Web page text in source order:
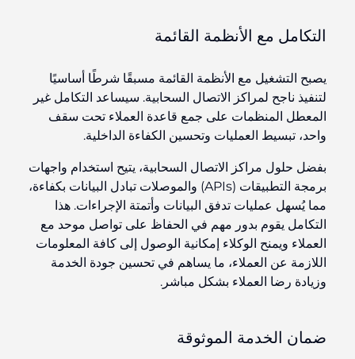
التكامل مع الأنظمة القائمة
يصبح التشغيل مع الأنظمة القائمة مسبقًا شرطًا أساسيًا
لتنفيذ ناجح لمراكز الاتصال السحابية. سيساعد التكامل غير
المعطل المنظمات على جمع قاعدة العملاء تحت سقف
واحد، تبسيط العمليات وتحسين الكفاءة الداخلية.
بفضل حلول مراكز الاتصال السحابية، يتيح استخدام واجهات
برمجة التطبيقات (APIs) والموصلات تبادل البيانات بكفاءة،
مما يُسهل عمليات تدفق البيانات وأتمتة الإجراءات. هذا
التكامل يقوم بدور مهم في الحفاظ على تواصل موحد مع
العملاء ويمنح الوكلاء إمكانية الوصول إلى كافة المعلومات
اللازمة عن العملاء، ما يساهم في تحسين جودة الخدمة
وزيادة رضا العملاء بشكل مباشر.
ضمان الخدمة الموثوقة